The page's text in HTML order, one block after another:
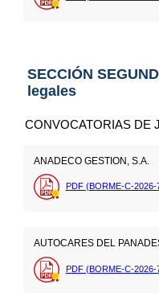
SECCIÓN
legales
CONVOCATORIAS DE
ANADECO GESTION, S.A.
PDF (BORME-C-2026-
AUTOCARES DEL
PDF (BORME-C-2026-